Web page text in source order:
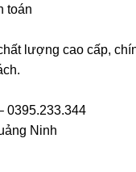
toán
lượng cao cấp,
0395.233.344
Ninh